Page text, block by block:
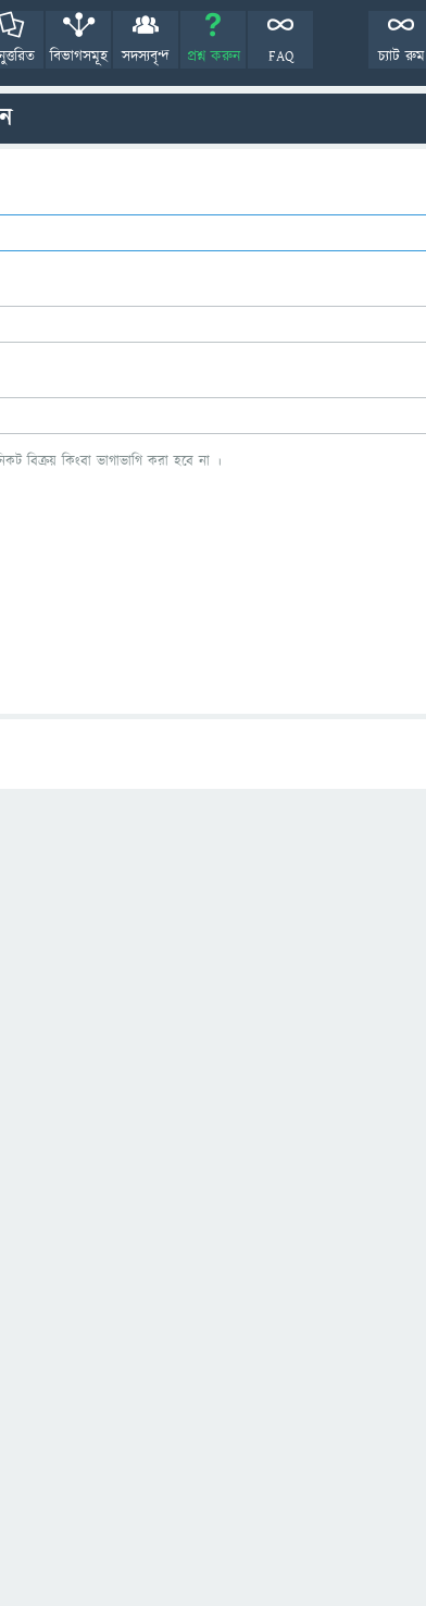
বিভাগসমূহ সদস্যবৃন্দ প্রশ্ন করুন FAQ চ্যাট রুম
বিক্রয় কিংবা ভাগাভাগি করা হবে না ।